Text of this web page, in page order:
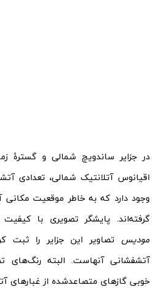
در جزایر ساندویچ شمالی و گسترۀ
اقیانوس آتلانتیک شمالی، تعدادی
وجود دارد که به خاطر موقعیت مکانی
گرفته‌اند. پایشگر تصویری با
مودیس تصاویر این جزایر را ثبت
آتشفشانی آنهاست. البته رنگ‌های
خوبی گازهای متصاعدشده از غبارهای